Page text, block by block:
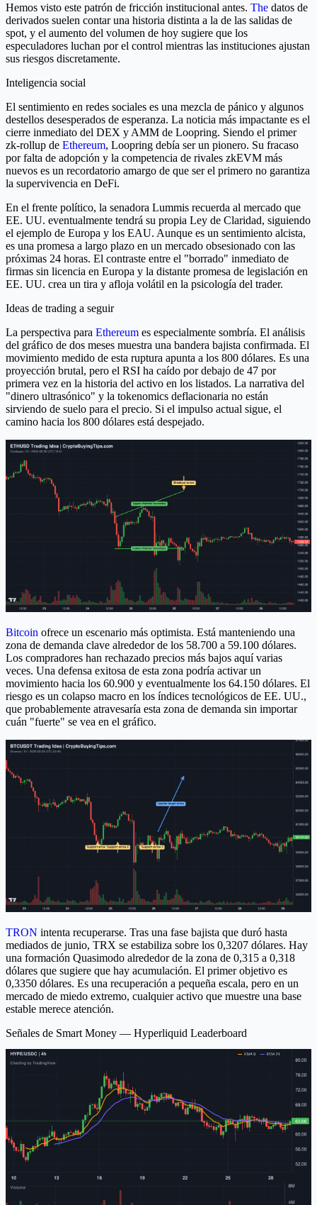
Hemos visto este patrón de fricción institucional antes. The datos de
derivados suelen contar una historia distinta a la de las salidas de
spot, y el aumento del volumen de hoy sugiere que los
especuladores luchan por el control mientras las instituciones ajustan
sus riesgos discretamente.
Inteligencia social
El sentimiento en redes sociales es una mezcla de pánico y algunos
destellos desesperados de esperanza. La noticia más impactante es el
cierre inmediato del DEX y AMM de Loopring. Siendo el primer
zk-rollup de Ethereum, Loopring debía ser un pionero. Su fracaso
por falta de adopción y la competencia de rivales zkEVM más
nuevos es un recordatorio amargo de que ser el primero no garantiza
la supervivencia en DeFi.
En el frente político, la senadora Lummis recuerda al mercado que
EE. UU. eventualmente tendrá su propia Ley de Claridad, siguiendo
el ejemplo de Europa y los EAU. Aunque es un sentimiento alcista,
es una promesa a largo plazo en un mercado obsesionado con las
próximas 24 horas. El contraste entre el "borrado" inmediato de
firmas sin licencia en Europa y la distante promesa de legislación en
EE. UU. crea un tira y afloja volátil en la psicología del trader.
Ideas de trading a seguir
La perspectiva para Ethereum es especialmente sombría. El análisis
del gráfico de dos meses muestra una bandera bajista confirmada. El
movimiento medido de esta ruptura apunta a los 800 dólares. Es una
proyección brutal, pero el RSI ha caído por debajo de 47 por
primera vez en la historia del activo en los listados. La narrativa del
"dinero ultrasónico" y la tokenomics deflacionaria no están
sirviendo de suelo para el precio. Si el impulso actual sigue, el
camino hacia los 800 dólares está despejado.
Bitcoin ofrece un escenario más optimista. Está manteniendo una
zona de demanda clave alrededor de los 58.700 a 59.100 dólares.
Los compradores han rechazado precios más bajos aquí varias
veces. Una defensa exitosa de esta zona podría activar un
movimiento hacia los 60.900 y eventualmente los 64.150 dólares. El
riesgo es un colapso macro en los índices tecnológicos de EE. UU.,
que probablemente atravesaría esta zona de demanda sin importar
cuán "fuerte" se vea en el gráfico.
TRON intenta recuperarse. Tras una fase bajista que duró hasta
mediados de junio, TRX se estabiliza sobre los 0,3207 dólares. Hay
una formación Quasimodo alrededor de la zona de 0,315 a 0,318
dólares que sugiere que hay acumulación. El primer objetivo es
0,3350 dólares. Es una recuperación a pequeña escala, pero en un
mercado de miedo extremo, cualquier activo que muestre una base
estable merece atención.
Señales de Smart Money — Hyperliquid Leaderboard